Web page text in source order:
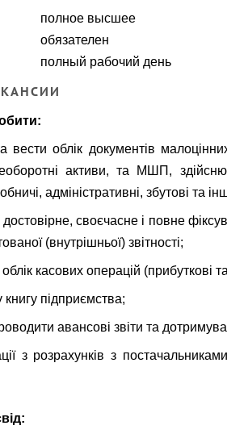
полное высшее
обязателен
полный рабочий день
вести облік документів
активи, та МШП,
адміністративні, збутові та
своєчасне і повне
(внутрішньої) звітності;
касових операцій (прибуткові
книгу підприємства;
авансові звіти та
з розрахунків з